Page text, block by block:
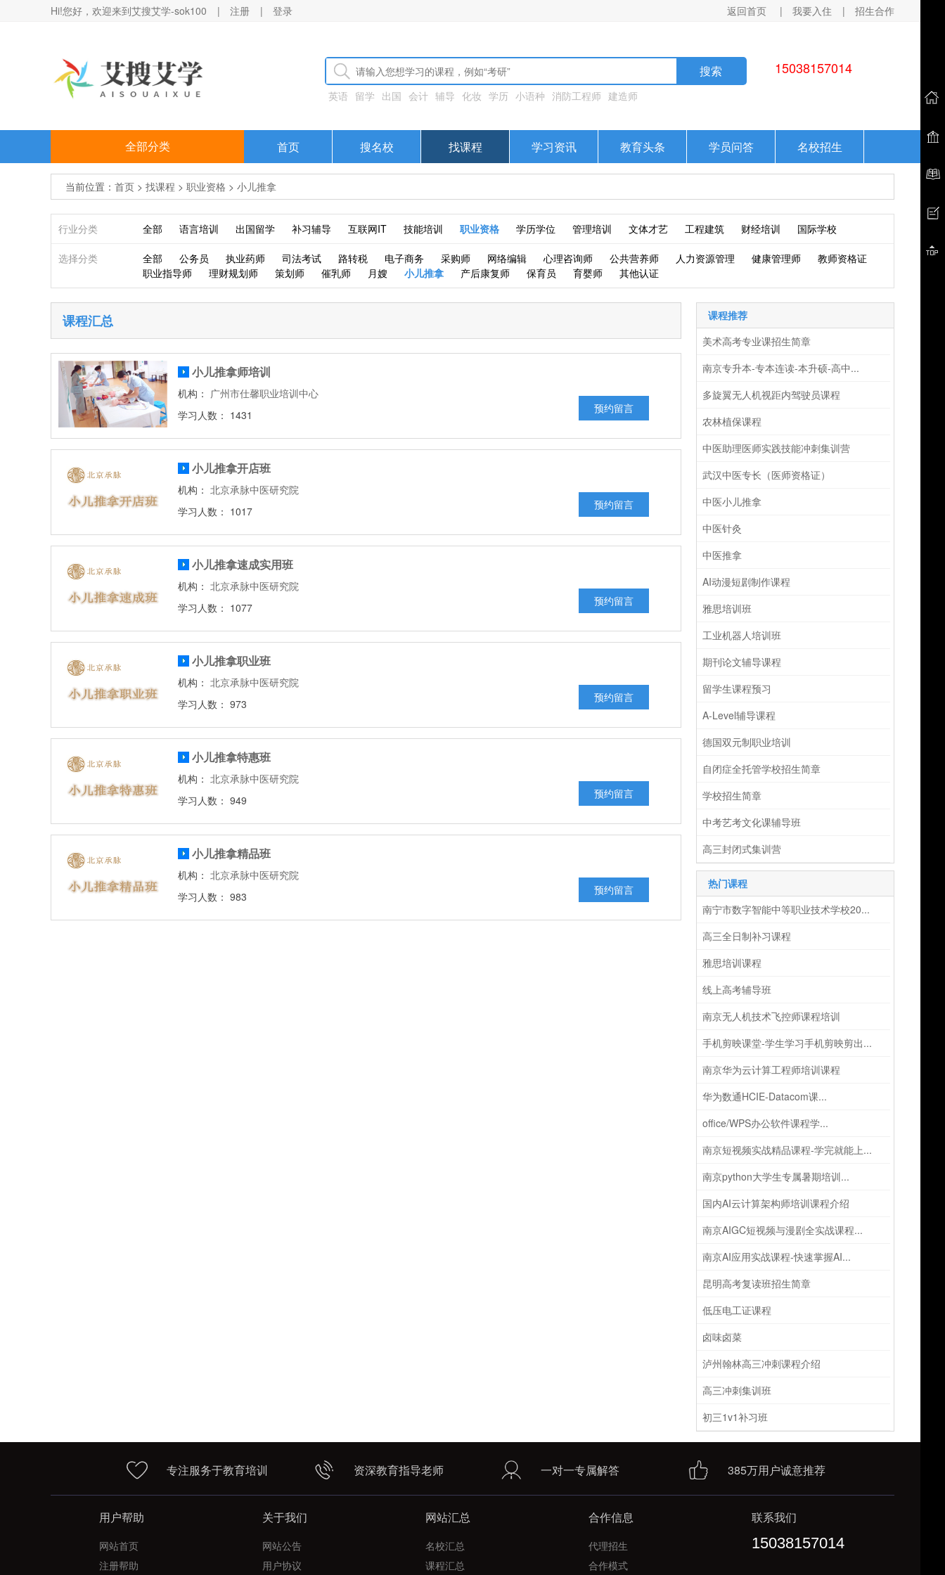
Hi!您好，欢迎来到艾搜艾学-sok100 | 注册 | 登录 返回首页 | 我要入住 | 招生合作
15038157014
搜索
英语 留学 出国 会计 辅导 化妆 学历 小语种 消防工程师 建造师
全部分类 首页 搜名校 找课程 学习资讯 教育头条 学员问答 名校招生
当前位置： 首页 > 找课程 > 职业资格 > 小儿推拿
行业分类 全部 语言培训 出国留学 补习辅导 互联网IT 技能培训 职业资格 学历学位 管理培训 文体才艺 工程建筑 财经培训 国际学校
选择分类 全部 公务员 执业药师 司法考试 路转税 电子商务 采购师 网络编辑 心理咨询师 公共营养师 人力资源管理 健康管理师
教师资格证
职业指导师
理财规划师 策划师 催乳师 月嫂 小儿推拿 产后康复师 保育员 育婴师 其他认证
课程汇总
小儿推拿师培训
机构： 广州市仕馨职业培训中心
学习人数： 1431
预约留言
小儿推拿开店班
机构： 北京承脉中医研究院
学习人数： 1017
预约留言
小儿推拿速成实用班
机构： 北京承脉中医研究院
学习人数： 1077
预约留言
小儿推拿职业班
机构： 北京承脉中医研究院
学习人数： 973
预约留言
小儿推拿特惠班
机构： 北京承脉中医研究院
学习人数： 949
预约留言
小儿推拿精品班
机构： 北京承脉中医研究院
学习人数： 983
预约留言
课程推荐
美术高考专业课招生简章
南京专升本-专本连读-本升硕-高中...
多旋翼无人机视距内驾驶员课程
农林植保课程
中医助理医师实践技能冲刺集训营
武汉中医专长（医师资格证）
中医小儿推拿
中医针灸
中医推拿
AI动漫短剧制作课程
雅思培训班
工业机器人培训班
期刊论文辅导课程
留学生课程预习
A-Level辅导课程
德国双元制职业培训
自闭症全托管学校招生简章
学校招生简章
中考艺考文化课辅导班
高三封闭式集训营
热门课程
南宁市数字智能中等职业技术学校20...
高三全日制补习课程
雅思培训课程
线上高考辅导班
南京无人机技术飞控师课程培训
手机剪映课堂-学生学习手机剪映剪出...
南京华为云计算工程师培训课程
华为数通HCIE-Datacom课...
office/WPS办公软件课程学...
南京短视频实战精品课程-学完就能上...
南京python大学生专属暑期培训...
国内AI云计算架构师培训课程介绍
南京AIGC短视频与漫剧全实战课程...
南京AI应用实战课程-快速掌握AI...
昆明高考复读班招生简章
低压电工证课程
卤味卤菜
泸州翰林高三冲刺课程介绍
高三冲刺集训班
初三1v1补习班
专注服务于教育培训 资深教育指导老师 一对一专属解答 385万用户诚意推荐
用户帮助
网站首页
注册帮助
关于我们
网站公告
用户协议
网站汇总
名校汇总
课程汇总
合作信息
代理招生
合作模式
联系我们
15038157014